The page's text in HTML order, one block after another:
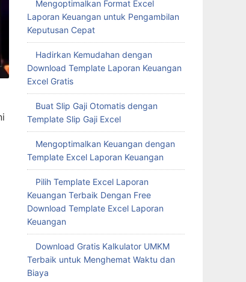
Mengoptimalkan Format Excel
Laporan Keuangan untuk Pengambilan
Keputusan Cepat
Hadirkan Kemudahan dengan
Download Template Laporan Keuangan
Excel Gratis
Buat Slip Gaji Otomatis dengan
Template Slip Gaji Excel
Mengoptimalkan Keuangan dengan
Template Excel Laporan Keuangan
Pilih Template Excel Laporan
Keuangan Terbaik Dengan Free
Download Template Excel Laporan
Keuangan
Download Gratis Kalkulator UMKM
Terbaik untuk Menghemat Waktu dan
Biaya